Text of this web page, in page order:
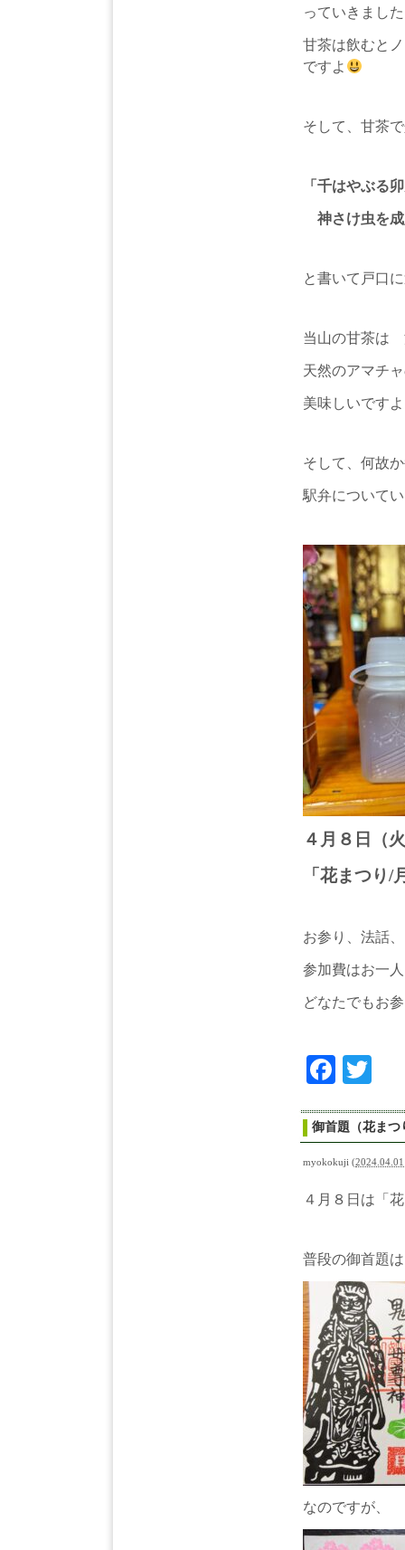
っていきまし
甘茶は飲むと
ですよ
そして、甘茶
「千はやぶる
神さけ虫を
と書いて戸口
当山の甘茶は
天然のアマチ
美味しいです
そして、何故
駅弁について
４月８日（
「花まつり
お参り、法話
参加費はお一
どなたでもお
御首題（花ま
myokokuji (
４月８日は「
普段の御首題は
なのですが、